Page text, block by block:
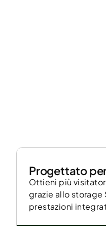
Progettato
Ottieni più
grazie allo storage
prestazioni